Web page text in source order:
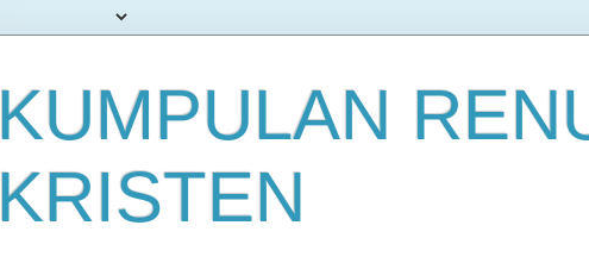
KUMPULAN
KRISTEN